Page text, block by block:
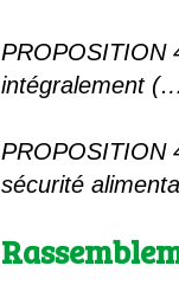
PROPOSITION
intégralement
PROPOSITION
sécurité